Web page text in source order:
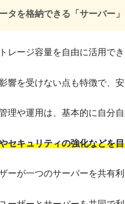
タを格納できる「サーバー
レージ容量を自由に活用で
響を受けない点も特徴で、
理や運用は、基本的に自分
セキュリティの強化などを
ーが一つのサーバーを共有